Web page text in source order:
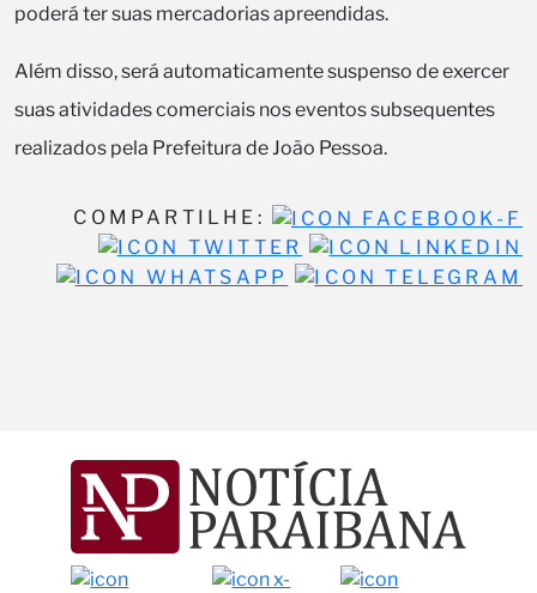
poderá ter suas mercadorias apreendidas.
Além disso, será automaticamente suspenso de exercer
suas atividades comerciais nos eventos subsequentes
realizados pela Prefeitura de João Pessoa.
COMPARTILHE: